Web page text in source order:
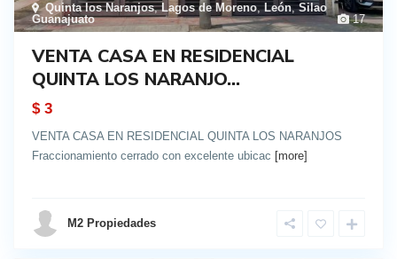
17
Quinta los Naranjos,Lagos de Moreno,León,Silao
Guanajuato
VENTA CASA EN RESIDENCIAL
QUINTA LOS NARANJO...
$ 3
VENTA CASA EN RESIDENCIAL QUINTA LOS NARANJOS
Fraccionamiento cerrado con excelente ubicac [more]
M2 Propiedades